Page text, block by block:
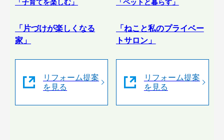
「子育てを楽しむ」
「片づけが楽しくなる
家」
リフォーム提案
を見る
「ペットと暮らす」
「ねこと私のプライベー
トサロン」
リフォーム提案
を見る